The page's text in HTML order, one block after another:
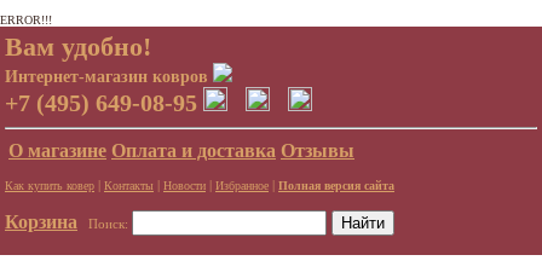
ERROR!!!
Вам удобно!
Интернет-магазин ковров
+7 (495) 649-08-95
О магазине Оплата и доставка Отзывы
Как купить ковер | Контакты | Новости | Избранное | Полная версия сайта
Корзина Поиск: